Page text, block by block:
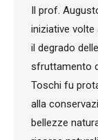
Il prof.
iniziative volte
il degrado
sfruttamento
Toschi fu
alla
bellezze